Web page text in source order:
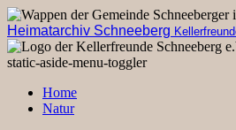
Heimatarchiv Schneeberg
static-aside-menu-toggler
Home
Natur